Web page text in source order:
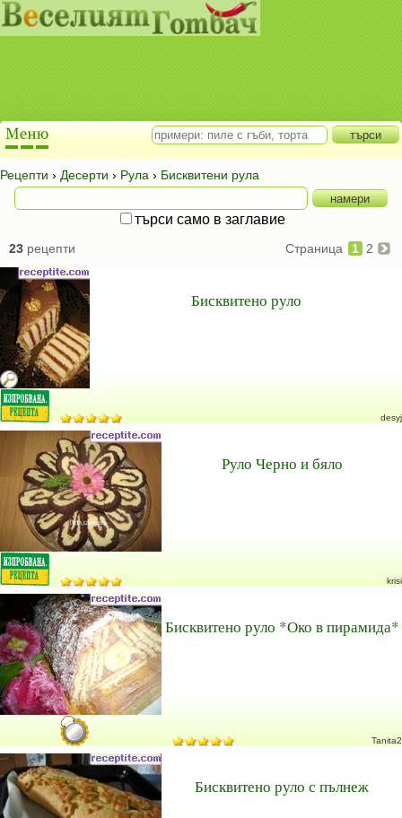
Рецепти › Десерти › Рула › Бисквитени рула
търси само в заглавие
23 рецепти Страница 1 2
Бисквитено руло
desyj
Руло Черно и бяло
krisi
Бисквитено руло *Око в пирамида*
Tanita2
Бисквитено руло с пълнеж